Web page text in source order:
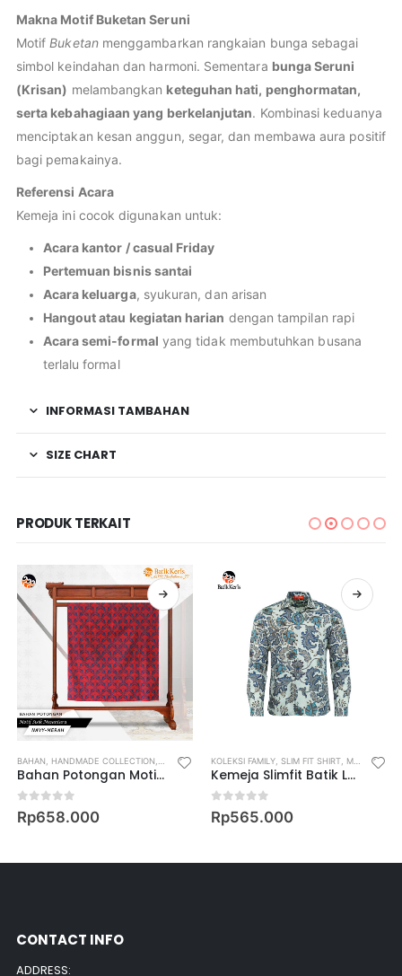
Makna Motif Buketan Seruni
Motif Buketanmenggambarkan rangkaian bunga sebagai
simbol keindahan dan harmoni. Sementara bunga Seruni
(Krisan) melambangkan keteguhan hati, penghormatan,
serta kebahagiaan yang berkelanjutan. Kombinasi keduanya
menciptakan kesan anggun, segar, dan membawa aura positif
bagi pemakainya.
Referensi Acara
Kemeja ini cocok digunakan untuk:
Acara kantor / casual Friday
Pertemuan bisnis santai
Acara keluarga, syukuran, dan arisan
Hangout atau kegiatan harian dengan tampilan rapi
Acara semi-formal yang tidak membutuhkan busana
terlalu formal
INFORMASI TAMBAHAN
SIZE CHART
PRODUK TERKAIT
BAHAN HANDMADE COLLECTION MEN,WOMEN
Bahan Potongan Motif Sisik Nusantara
0out of 5
Rp658.000
KOLEKSI FAMILY, SLIM FIT SHIRT, MEN SLIM
Kemeja Slimfit Batik Lengan Panjang Motif Keris Lung Gurdo
0out of 5
Rp565.000
CONTACT INFO
ADDRESS: